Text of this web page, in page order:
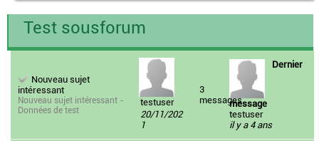
Test sousforum
Nouveau sujet
intéressant
Nouveau sujet intéressant -
Données de test
testuser
20/11/202
1
3
messages
Dernier
message
testuser
il y a 4 ans